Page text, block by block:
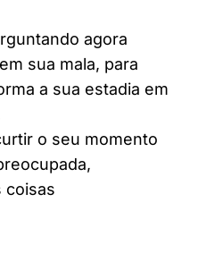
agora
sua mala, para
a sua estadia em
o seu momento
coisas